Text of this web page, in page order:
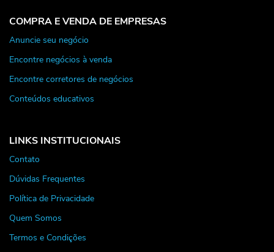
COMPRA E VENDA DE EMPRESAS
Anuncie seu negócio
Encontre negócios à venda
Encontre corretores de negócios
Conteúdos educativos
LINKS INSTITUCIONAIS
Contato
Dúvidas Frequentes
Política de Privacidade
Quem Somos
Termos e Condições